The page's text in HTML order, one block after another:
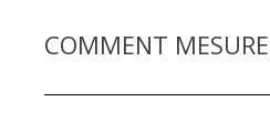
COMMENT